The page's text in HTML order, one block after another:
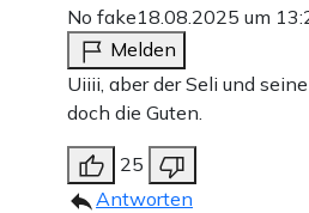
No fake18.08.2025 um
Melden
Uiiii, aber der Seli und
doch die Guten.
25
Antworten